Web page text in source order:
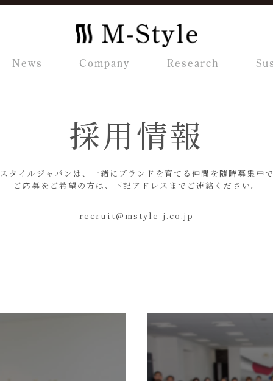
News Company Research
採用情報
タイルジャパンは、一緒にブランドを育てる仲間を随時募集中
ご応募をご希望の方は、下記アドレスまでご連絡ください。
recruit@mstyle-j.co.jp